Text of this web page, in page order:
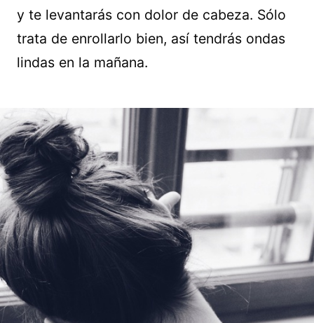
y te levantarás con dolor de cabeza. Sólo
trata de enrollarlo bien, así tendrás ondas
lindas en la mañana.